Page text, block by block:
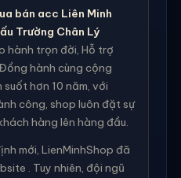
bán acc Liên Minh
Trường Chân Lý
hành trọn đời, Hỗ trợ
hành cùng cộng
hơn 10 năm, với
công, shop luôn đặt sự
hàng lên hàng đầu.
mới, LienMinhShop đã
. Tuy nhiên, đội ngũ